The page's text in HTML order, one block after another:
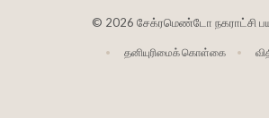
© 2026 சேக்ரமெண்டோ நகராட்சி
தனியுரிமைக் கொள்கை